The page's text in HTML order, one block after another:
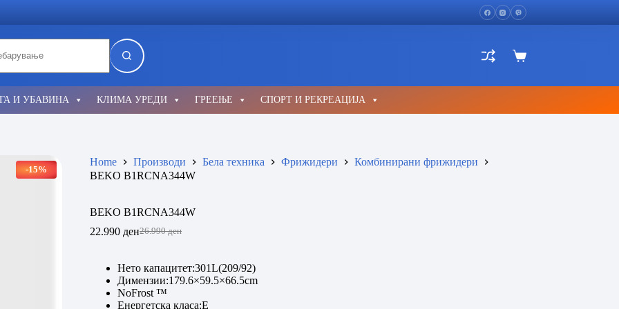
Shopping
И УБАВИНА КЛИМА УРЕДИ ГРЕЕЊЕ СПОРТ И РЕКРЕАЦИЈА
-15%
Home Производи Бела техника Фрижидери
Комбинирани фрижидери
BEKO B1RCNA344W
BEKO B1RCNA344W
26.990ден
Original
26.990 ден.
22.990 денCurrent
22.990 ден.
Нето капацитет:301L(209/92)
Димензии:179.6×59.5×66.5cm
NoFrost ™
Енергетска класа:E